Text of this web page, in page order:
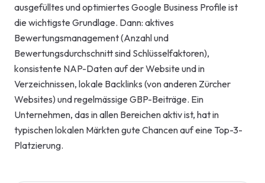
ausgefülltes und optimiertes Google Business Profile ist
die wichtigste Grundlage. Dann: aktives
Bewertungsmanagement (Anzahl und
Bewertungsdurchschnitt sind Schlüsselfaktoren),
konsistente NAP-Daten auf der Website und in
Verzeichnissen, lokale Backlinks (von anderen Zürcher
Websites) und regelmässige GBP-Beiträge. Ein
Unternehmen, das in allen Bereichen aktiv ist, hat in
typischen lokalen Märkten gute Chancen auf eine Top-3-
Platzierung.